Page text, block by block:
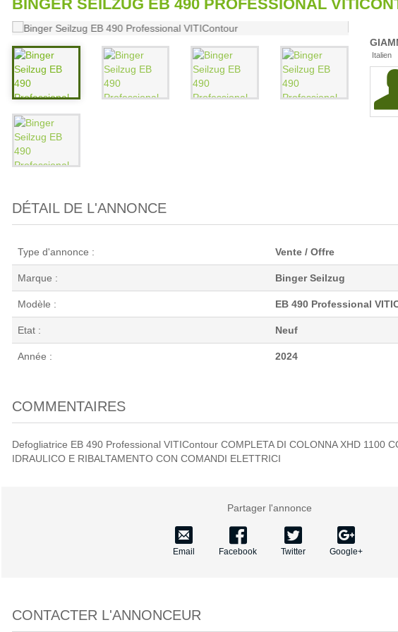
BINGER SEILZUG EB 490 PROFESSIONAL
Italien
DÉTAIL DE L'ANNONCE
Type d'annonce : Vente / Offre
Marque : Binger Seilzug
Modèle : EB 490 Professional
Etat : Neuf
Année : 2024
COMMENTAIRES
Defogliatrice EB 490 Professional VITIContour COMPLETA DI COLONNA XHD 1100
IDRAULICO E RIBALTAMENTO CON COMANDI ELETTRICI
Partager l'annonce
Email Facebook Twitter Google+
CONTACTER L'ANNONCEUR
TECNOAGRI ...